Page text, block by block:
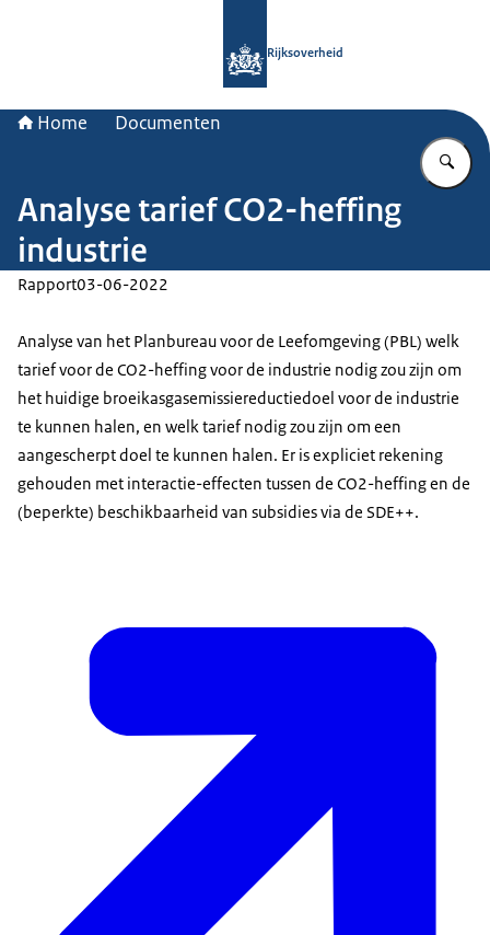
Rijksoverheid
Home Documenten
Analyse tarief CO2-heffing
industrie
Rapport03-06-2022
Analyse van het Planbureau voor de Leefomgeving (PBL) welk
tarief voor de CO2-heffing voor de industrie nodig zou zijn om
het huidige broeikasgasemissiereductiedoel voor de industrie
te kunnen halen, en welk tarief nodig zou zijn om een
aangescherpt doel te kunnen halen. Er is expliciet rekening
gehouden met interactie-effecten tussen de CO2-heffing en de
(beperkte) beschikbaarheid van subsidies via de SDE++.